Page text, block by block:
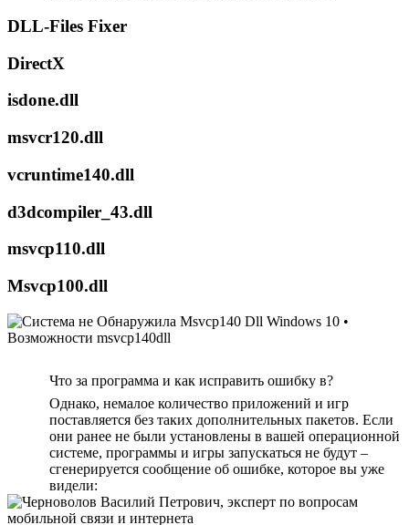
DLL-Files Fixer
DirectX
isdone.dll
msvcr120.dll
vcruntime140.dll
d3dcompiler_43.dll
msvcp110.dll
Msvcp100.dll
Что за программа и как исправить ошибку в?
Однако, немалое количество приложений и игр
поставляется без таких дополнительных пакетов. Если
они ранее не были установлены в вашей операционной
системе, программы и игры запускаться не будут –
сгенерируется сообщение об ошибке, которое вы уже
видели: